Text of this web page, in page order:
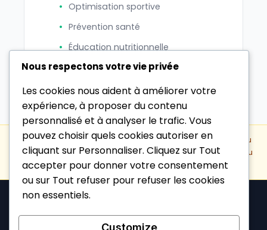
Optimisation sportive
Prévention santé
Éducation nutritionnelle
Bilan nutritionnel annuel
Rappel :Pour toute question liée à votre alimentation ou
votre santé, veuillez consulter un diététicien, nutritionniste ou
médecin.
À propos de ce nom de domaine
Nous respectons votre vie privée
Les cookies nous aident à améliorer votre
expérience, à proposer du contenu
personnalisé et à analyser le trafic. Vous
pouvez choisir quels cookies autoriser en
cliquant sur Personnaliser. Cliquez sur Tout
accepter pour donner votre consentement
ou sur Tout refuser pour refuser les cookies
non essentiels.
Customize